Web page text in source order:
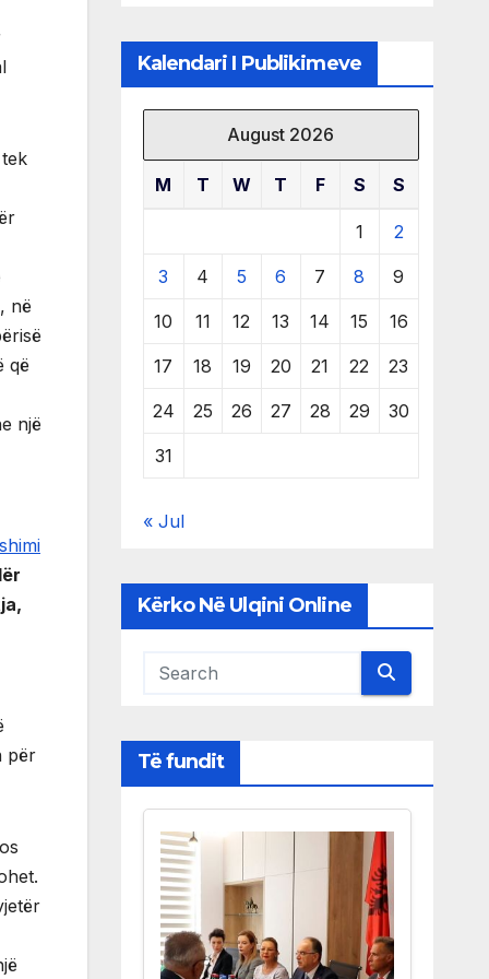
në
që
një
për
Kalendari I Publikimeve
August 2026
M T W T F S S
1 2
3 4 5 6 7 8 9
10 11 12 13 14 15 16
17 18 19 20 21 22 23
24 25 26 27 28 29 30
31
« Jul
Kërko Në Ulqini Online
Të fundit